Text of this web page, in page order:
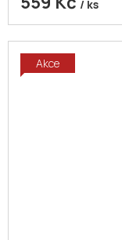
/ ks
Akce